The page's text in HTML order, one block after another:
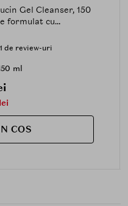
Gel Cleanser, 150
formulat cu...
de review-uri
ml
COS